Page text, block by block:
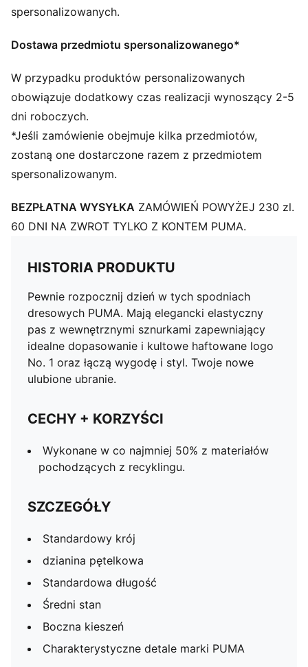
spersonalizowanych.
Dostawa przedmiotu spersonalizowanego*
W przypadku produktów personalizowanych
obowiązuje dodatkowy czas realizacji wynoszący 2-5
dni roboczych.
*Jeśli zamówienie obejmuje kilka przedmiotów,
zostaną one dostarczone razem z przedmiotem
spersonalizowanym.
BEZPŁATNA WYSYŁKA ZAMÓWIEŃ POWYŻEJ 230 zl.
60 DNI NA ZWROT TYLKO Z KONTEM PUMA.
HISTORIA PRODUKTU
Pewnie rozpocznij dzień w tych spodniach
dresowych PUMA. Mają elegancki elastyczny
pas z wewnętrznymi sznurkami zapewniający
idealne dopasowanie i kultowe haftowane logo
No. 1 oraz łączą wygodę i styl. Twoje nowe
ulubione ubranie.
CECHY + KORZYŚCI
Wykonane w co najmniej 50% z materiałów
pochodzących z recyklingu.
SZCZEGÓŁY
Standardowy krój
dzianina pętelkowa
Standardowa długość
Średni stan
Boczna kieszeń
Charakterystyczne detale marki PUMA